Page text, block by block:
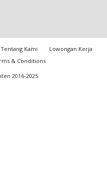
Tentang Kami
Lowongan Kerja
& Conditions
2016-2025